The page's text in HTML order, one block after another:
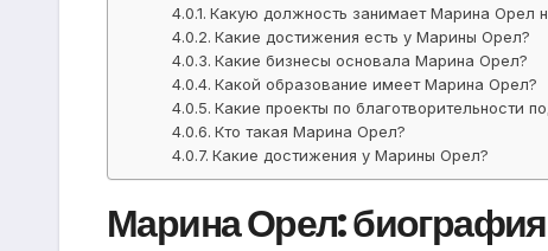
Какую должность занимает Марина Орел
Какие достижения есть у Марины Орел?
Какие бизнесы основала Марина Орел?
Какой образование имеет Марина Орел?
Какие проекты по благотворительности
Кто такая Марина Орел?
Какие достижения у Марины Орел?
Марина Орел: